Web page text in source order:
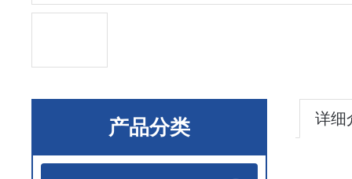
产品分类 详细